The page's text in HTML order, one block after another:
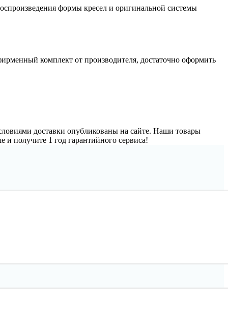
формы кресел и оригинальной системы
комплект от производителя, достаточно оформить
доставки опубликованы на сайте. Наши товары
и получите 1 год гарантийного сервиса!